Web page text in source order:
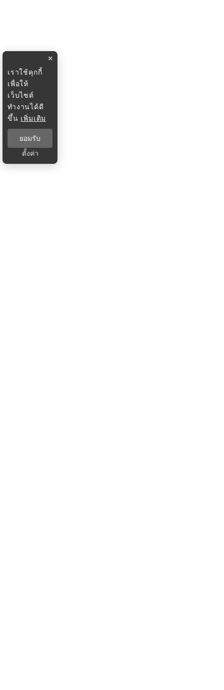
×
เราใช้คุกกี้
เพื่อให้
เว็บไซต์
ทำงานได้ดี
ขึ้น เพิ่มเติม
ยอมรับ
ตั้งค่า